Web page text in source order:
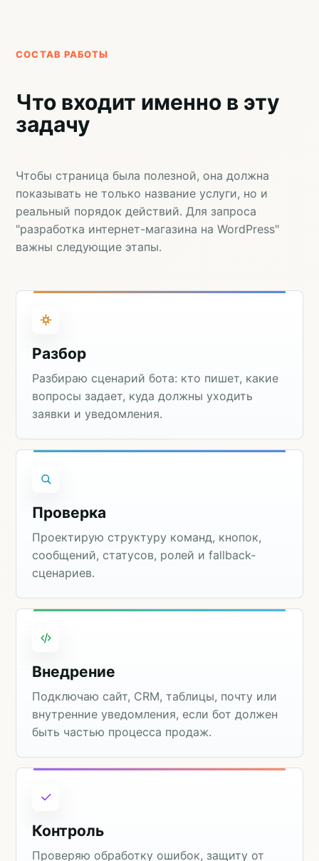
СОСТАВ РАБОТЫ
Что входит именно в эту
задачу
Чтобы страница была полезной, она должна
показывать не только название услуги, но и
реальный порядок действий. Для запроса
"разработка интернет-магазина на WordPress"
важны следующие этапы.
Разбор
Разбираю сценарий бота: кто пишет, какие
вопросы задает, куда должны уходить
заявки и уведомления.
Проверка
Проектирую структуру команд, кнопок,
сообщений, статусов, ролей и fallback-
сценариев.
Внедрение
Подключаю сайт, CRM, таблицы, почту или
внутренние уведомления, если бот должен
быть частью процесса продаж.
Контроль
Проверяю обработку ошибок, защиту от